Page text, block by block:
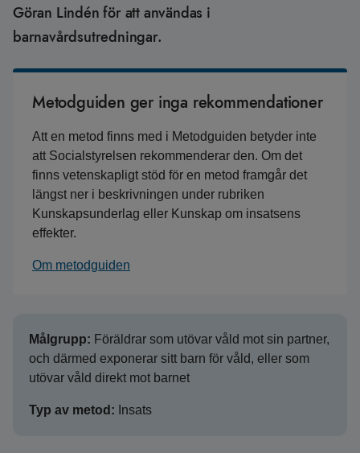
Göran Lindén för att användas i
barnavårdsutredningar.
Metodguiden ger inga rekommendationer
Att en metod finns med i Metodguiden betyder inte
att Socialstyrelsen rekommenderar den. Om det
finns vetenskapligt stöd för en metod framgår det
längst ner i beskrivningen under rubriken
Kunskapsunderlag eller Kunskap om insatsens
effekter.
Om metodguiden
Målgrupp: Föräldrar som utövar våld mot sin partner,
och därmed exponerar sitt barn för våld, eller som
utövar våld direkt mot barnet
Typ av metod: Insats